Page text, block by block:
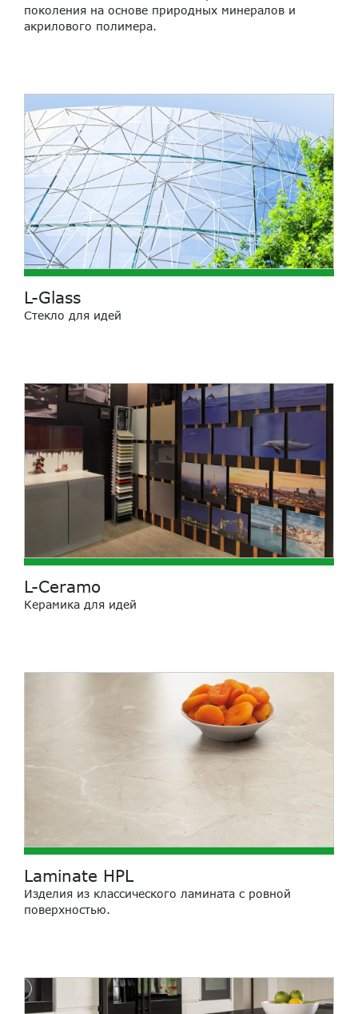
поколения на основе природных минералов и
акрилового полимера.
L-Glass
Стекло для идей
L-Ceramo
Керамика для идей
Laminate HPL
Изделия из классического ламината c ровной
поверхностью.